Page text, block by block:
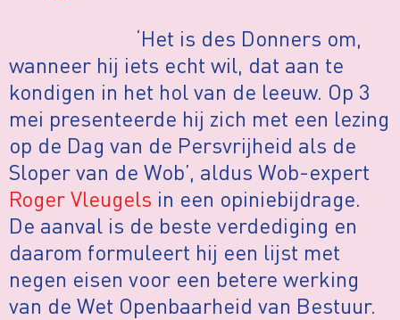
‘Het is des Donners om,
wanneer hij iets echt wil, dat aan te
kondigen in het hol van de leeuw. Op 3
mei presenteerde hij zich met een lezing
op de Dag van de Persvrijheid als de
Sloper van de Wob’, aldus Wob-expert
Roger Vleugels in een opiniebijdrage.
De aanval is de beste verdediging en
daarom formuleert hij een lijst met
negen eisen voor een betere werking
van de Wet Openbaarheid van Bestuur.